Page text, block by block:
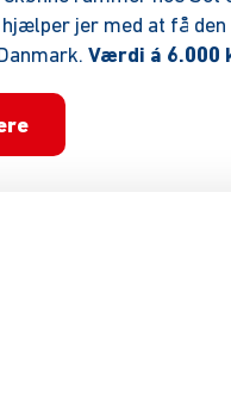
jer med at få den
Værdi á 6.000